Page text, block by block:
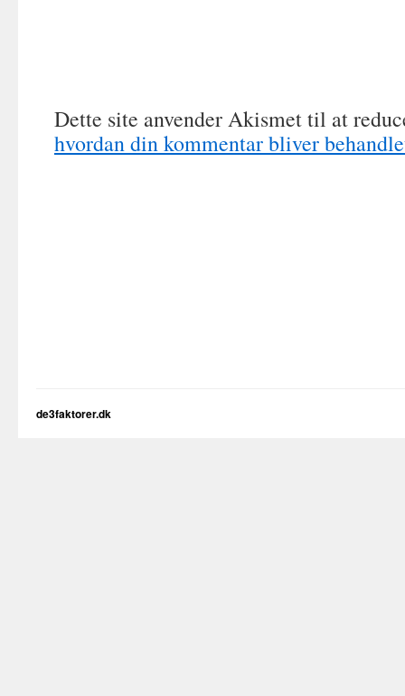
Dette site anvender Akismet til at
hvordan din kommentar bliver
de3faktorer.dk